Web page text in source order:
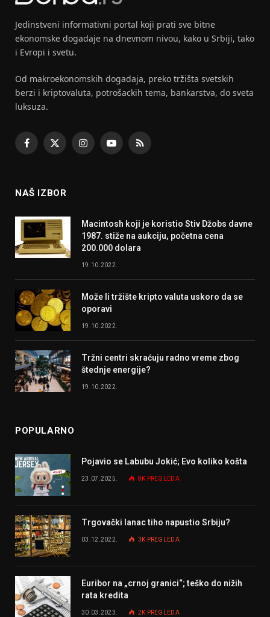
Jedinstveni informativni portal koji prati sve bitne
ekonomske dogadaje na dnevnom nivou, kako u Srbiji, tako
i Evropi i svetu.
Od makroekonomskih dogadaja, preko tržišta svetskih
berzi i kriptovaluta, potrošackih tema, bankarstva, do sveta
luksuza.
Facebook
X
InstagramYouTubeRSS
NAŠ IZBOR
Macintosh koji je koristio Stiv Džobs davne
1987. stiže na aukciju, početna cena
200.000 dolara
19.10.2022.
Može li tržište kripto valuta uskoro da se
oporavi
19.10.2022.
Tržni centri skraćuju radno vreme zbog
štednje energije?
19.10.2022.
POPULARNO
Pojavio se Labubu Jokić; Evo koliko košta
23.07.2025. 8K PREGLEDA
Trgovački lanac tiho napustio Srbiju?
03.12.2022. 3K PREGLEDA
Euribor na „crnoj granici“; teško do nižih
rata kredita
30.03.2023. 2K PREGLEDA